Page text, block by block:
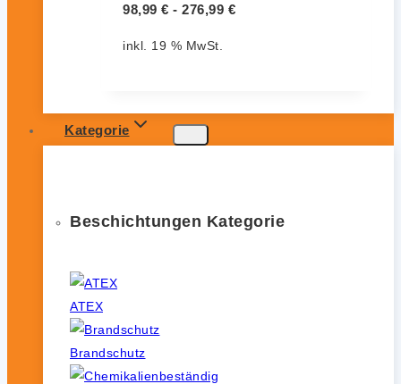
98,99 € - 276,99 €
inkl. 19 % MwSt.
Kategorie
Beschichtungen Kategorie
ATEX
Brandschutz